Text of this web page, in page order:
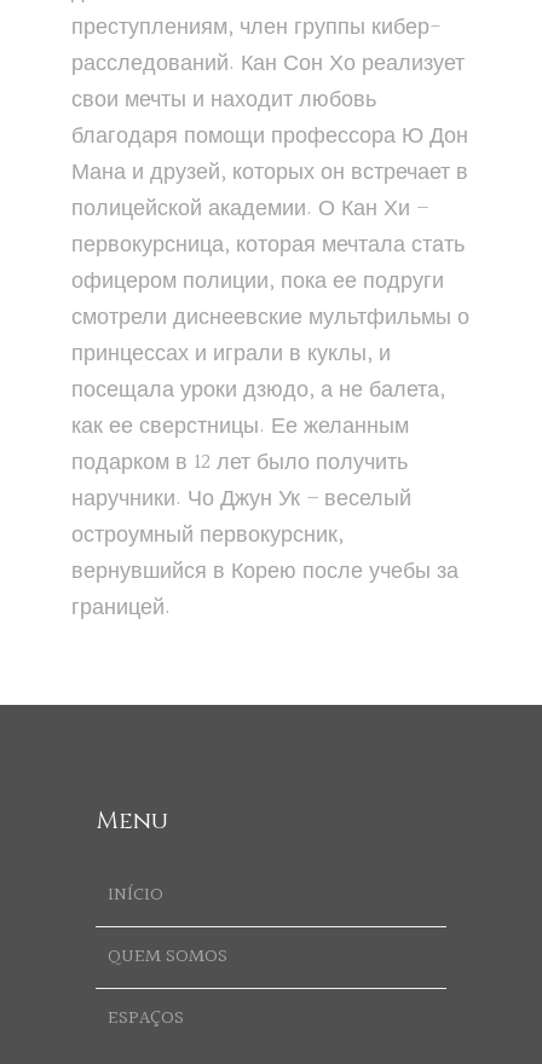
преступлениям, член группы кибер-
расследований. Кан Сон Хо реализует
свои мечты и находит любовь
благодаря помощи профессора Ю Дон
Мана и друзей, которых он встречает в
полицейской академии. О Кан Хи –
первокурсница, которая мечтала стать
офицером полиции, пока ее подруги
смотрели диснеевские мультфильмы о
принцессах и играли в куклы, и
посещала уроки дзюдо, а не балета,
как ее сверстницы. Ее желанным
подарком в 12 лет было получить
наручники. Чо Джун Ук – веселый
остроумный первокурсник,
вернувшийся в Корею после учебы за
границей.
Menu
INÍCIO
QUEM SOMOS
ESPAÇOS